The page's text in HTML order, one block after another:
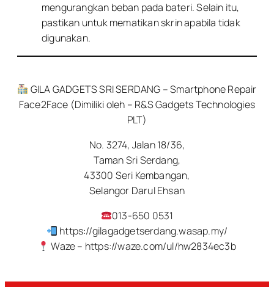
mengurangkan beban pada bateri. Selain itu,
pastikan untuk mematikan skrin apabila tidak
digunakan.
GILA GADGETS SRI SERDANG – Smartphone Repair
Face2Face (Dimiliki oleh – R&S Gadgets Technologies
PLT)
No. 3274, Jalan 18/36,
Taman Sri Serdang,
43300 Seri Kembangan,
Selangor Darul Ehsan
013-650 0531
https://gilagadgetserdang.wasap.my/
Waze – https://waze.com/ul/hw2834ec3b